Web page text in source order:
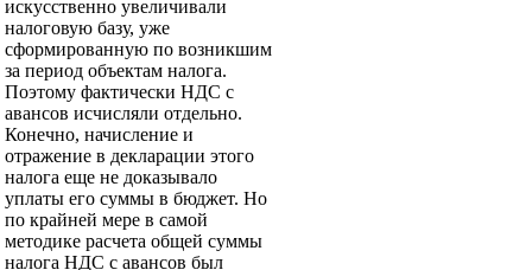
искусственно увеличивали
налоговую базу, уже
сформированную по возникшим
за период объектам налога.
Поэтому фактически НДС с
авансов исчисляли отдельно.
Конечно, начисление и
отражение в декларации этого
налога еще не доказывало
уплаты его суммы в бюджет. Но
по крайней мере в самой
методике расчета общей суммы
налога НДС с авансов был